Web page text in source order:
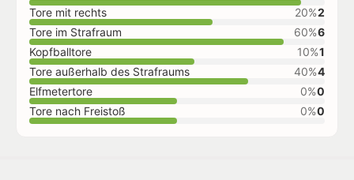
Tore mit rechts
20%2
Tore im Strafraum
60%6
Kopfballtore
10%1
Tore außerhalb des Strafraums
40%4
Elfmetertore
0%0
Tore nach Freistoß
0%0